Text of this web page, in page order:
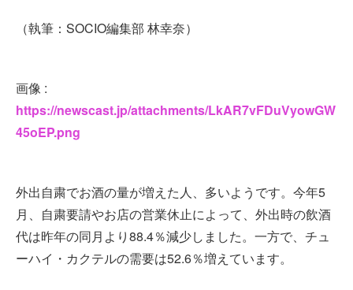
（執筆：SOCIO編集部 林幸奈）
画像 :
https://newscast.jp/attachments/LkAR7vFDuVyowGW
45oEP.png
外出自粛でお酒の量が増えた人、多いようです。今年5
月、自粛要請やお店の営業休止によって、外出時の飲酒
代は昨年の同月より88.4％減少しました。一方で、チュ
ーハイ・カクテルの需要は52.6％増えています。